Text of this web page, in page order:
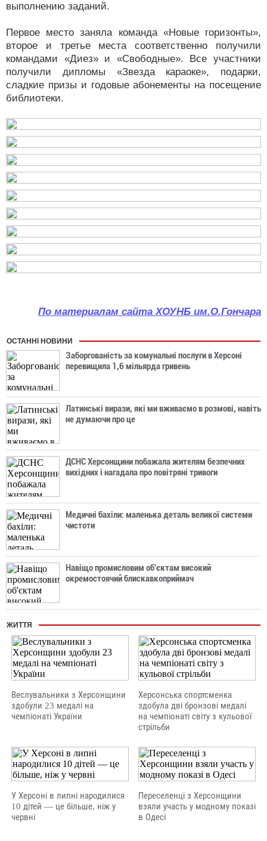
выполнению заданий.
Первое место заняла команда «Новые горизонты»,
второе и третье места соответственно получили
командами «Диез» и «Свободные». Все участники
получили дипломы «Звезда караоке», подарки,
сладкие призы и годовые абонементы на посещение
библиотеки.
По материалам сайта ХОУНБ им.О.Гончара
ОСТАННІ НОВИНИ
Заборгованість за комунальні послуги в Херсоні
перевищила 1,6 мільярда гривень
Латинські вирази, які ми вживаємо в розмові, навіть
не думаючи про це
ДСНС Херсонщини побажала жителям безпечних
вихідних і нагадала про повітряні тривоги
Медичні бахіли: маленька деталь великої системи
чистоти
Навіщо промисловим об'єктам високий
окремостоячий блискавкоприймач
ЖИТТЯ
Веслувальники з Херсонщини
здобули 23 медалі на
чемпіонаті України
Херсонська спортсменка
здобула дві бронзові медалі
на чемпіонаті світу з кульової
стрільби
У Херсоні в липні народилися
10 дітей — це більше, ніж у
червні
Переселенці з Херсонщини
взяли участь у модному показі
в Одесі